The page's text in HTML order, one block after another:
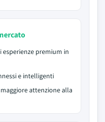
premium in
e intelligenti
attenzione alla